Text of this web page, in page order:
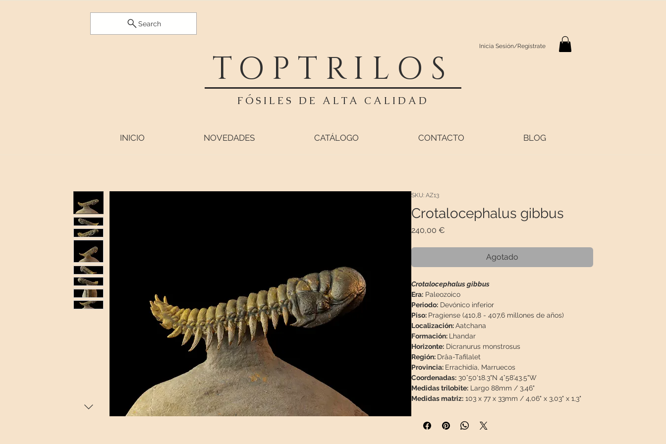
Search
TOPTRILOS
FÓSILES DE ALTA CALIDAD
Inicia Sesión/Regístrate
INICIO NOVEDADES CATÁLOGO CONTACTO BLOG
SKU: AZ13
Crotalocephalus gibbus
240,00 €Precio
Agotado
Crotalocephalus gibbus
Era:Paleozoico
Periodo:Devónico inferior
Piso: Pragiense (410,8 - 407,6 millones de años)
Localización:Aatchana
Formación: Lhandar
Horizonte:Dicranurus monstrosus
Región: Drâa-Tafilalet
Provincia: Errachidía, Marruecos
Coordenadas:30°50'18.3"N 4°58'43.5"W
Medidas trilobite:Largo 88mm / 3,46"
Medidas matriz:103 x 77 x 33mm / 4,06" x 3,03" x 1,3"
Descripción: Extraordinaria limpieza inferior. Para esta
preparación, son necesarias más del doble de horas de